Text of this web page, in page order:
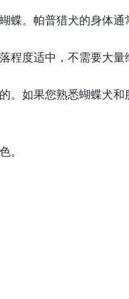
蝶。帕普猎犬的身体
程度适中，不需要大量
。如果您熟悉蝴蝶犬和
。